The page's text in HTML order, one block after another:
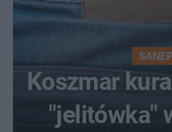
Koszmar
"jelitówka"